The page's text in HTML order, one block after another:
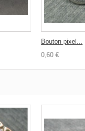
Bouton pixel...
0,60 €